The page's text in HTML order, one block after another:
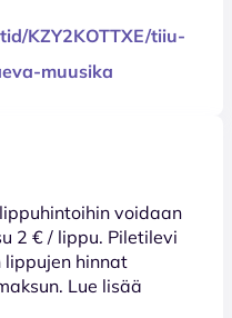
KZY2KOTTXE/tiiu-
muusika
voidaan
2 € / lippu. Piletilevi
hinnat
Lue lisää